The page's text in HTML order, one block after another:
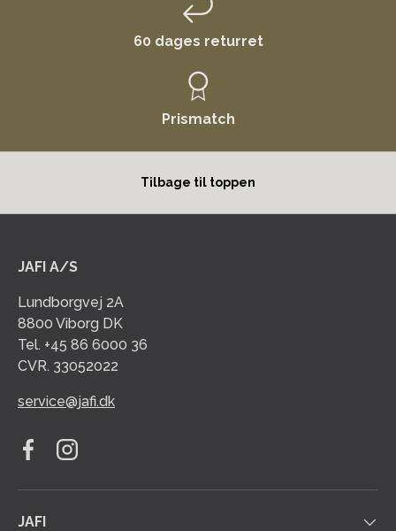
60 dages returret
Prismatch
Tilbage til toppen
JAFI A/S
Lundborgvej 2A
8800 Viborg DK
Tel. +45 86 6000 36
CVR. 33052022
service@jafi.dk
FacebookInstagram
JAFI